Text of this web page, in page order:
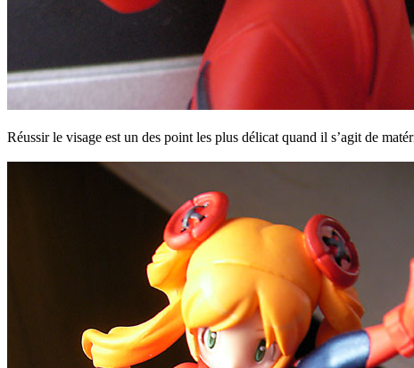
Réussir le visage est un des point les plus délicat quand il s’agit de